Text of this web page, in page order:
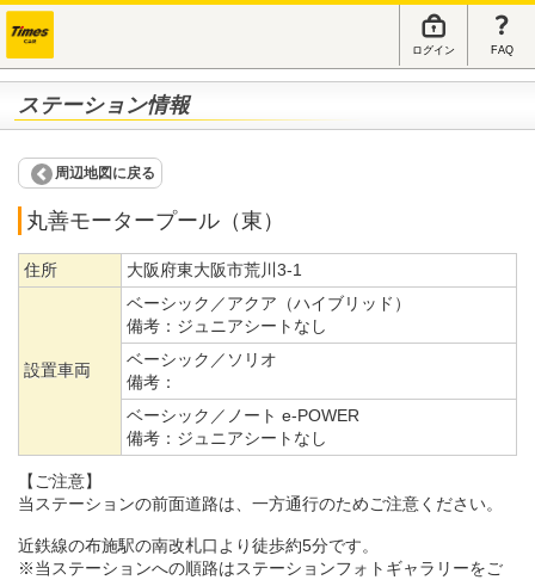
ログイン FAQ
ステーション情報
周辺地図に戻る
丸善モータープール（東）
住所 大阪府東大阪市荒川3-1
設置車両
ベーシック／アクア（ハイブリッド）
備考： ジュニアシートなし
ベーシック／ソリオ
備考：
ベーシック／ノート e-POWER
備考： ジュニアシートなし
【ご注意】
当ステーションの前面道路は、一方通行のためご注意ください。
近鉄線の布施駅の南改札口より徒歩約5分です。
※当ステーションへの順路はステーションフォトギャラリーをご